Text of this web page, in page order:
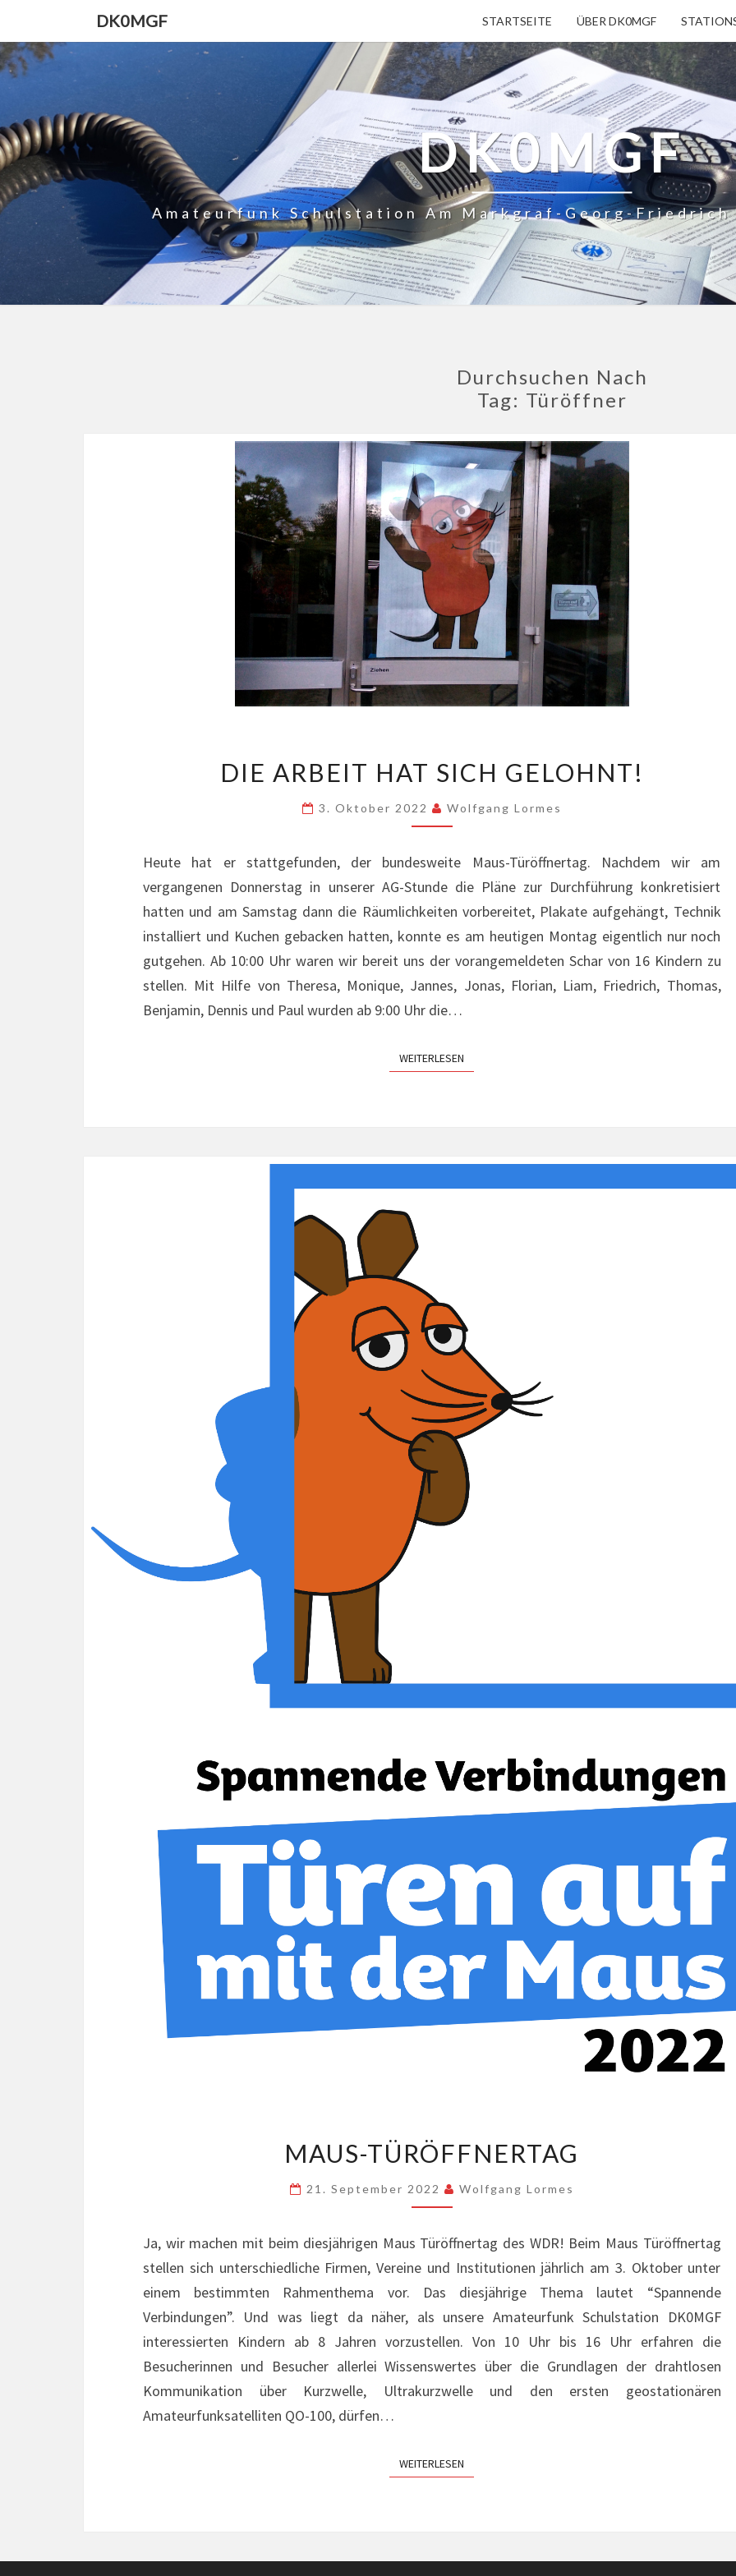
DK0MGF STARTSEITE ÜBER DK0MGF
DK0MGF
Amateurfunk Schulstation Am Markgraf-Georg-Friedrich
Durchsuchen Nach
Tag: Türöffner
ARBEIT
HAT
SICH
DIE ARBEIT HAT SICH GELOHNT!
3. Oktober 2022 Wolfgang Lormes
Heute hat er stattgefunden, der bundesweite Maus-Türöffnertag. Nachdem wir am
vergangenen Donnerstag in unserer AG-Stunde die Pläne zur Durchführung konkretisiert
hatten und am Samstag dann die Räumlichkeiten vorbereitet, Plakate aufgehängt, Technik
installiert und Kuchen gebacken hatten, konnte es am heutigen Montag eigentlich nur noch
gutgehen. Ab 10:00 Uhr waren wir bereit uns der vorangemeldeten Schar von 16 Kindern zu
stellen. Mit Hilfe von Theresa, Monique, Jannes, Jonas, Florian, Liam, Friedrich, Thomas,
Benjamin, Dennis und Paul wurden ab 9:00 Uhr die…
WEITERLESEN
TÜRÖFFNERTAG
MAUS-TÜRÖFFNERTAG
21. September 2022 Wolfgang Lormes
Ja, wir machen mit beim diesjährigen Maus Türöffnertag des WDR! Beim Maus Türöffnertag
stellen sich unterschiedliche Firmen, Vereine und Institutionen jährlich am 3. Oktober unter
einem bestimmten Rahmenthema vor. Das diesjährige Thema lautet “Spannende
Verbindungen”. Und was liegt da näher, als unsere Amateurfunk Schulstation DK0MGF
interessierten Kindern ab 8 Jahren vorzustellen. Von 10 Uhr bis 16 Uhr erfahren die
Besucherinnen und Besucher allerlei Wissenswertes über die Grundlagen der drahtlosen
Kommunikation über Kurzwelle, Ultrakurzwelle und den ersten geostationären
Amateurfunksatelliten QO-100, dürfen…
WEITERLESEN